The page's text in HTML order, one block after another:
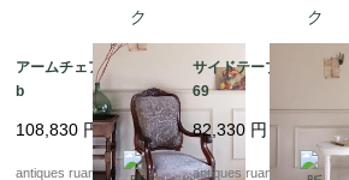
アームチェア Fc1005
b
108,830 円
antiques ruan
サイドテーブル Fc30
69
82,330 円
antiques ruan